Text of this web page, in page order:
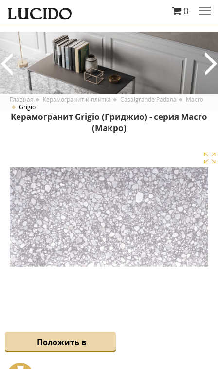
0
Главная Керамогранит и плитка Casalgrande Padana
Macro
Grigio
Керамогранит Grigio (Гриджио) - серия Macro
(Макро)
Положить в